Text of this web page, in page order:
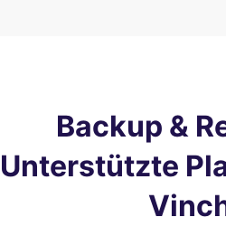
Backup &
Unterstützte